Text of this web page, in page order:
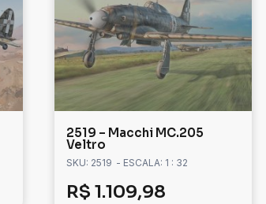
2519 – Macchi MC.205
Veltro
SKU: 2519 - ESCALA: 1 : 32
R$ 1.109,98